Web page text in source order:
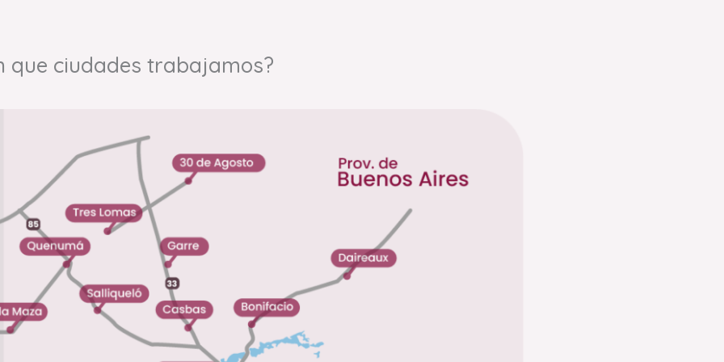
que ciudades trabajamos?